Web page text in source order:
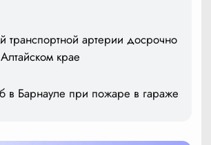
транспортной артерии досрочно
крае
в Барнауле при пожаре в гараже